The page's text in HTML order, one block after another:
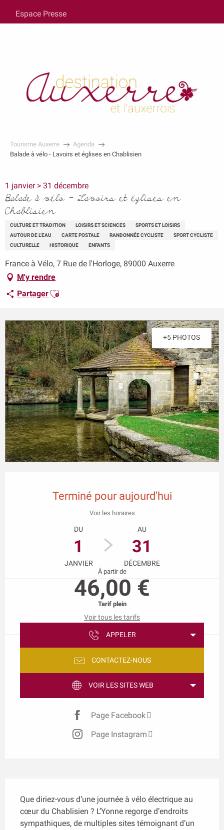
contenu
principal
Espace Presse
Tourisme Auxerre
Agenda
Balade à vélo - Lavoirs et églises en Chablisien
1 janvier > 31 décembre
Balade à vélo - Lavoirs et églises en
Chablisien
CULTURE ET TRADITION LOISIRS ET SCIENCES
SPORTS ET LOISIRS
AUTOUR DE L'EAU
CARTE POSTALE RANDONNÉE CYCLISTE
SPORT CYCLISTE
CULTURELLE
HISTORIQUE ENFANTS
France à Vélo, 7 Rue de l'Horloge, 89000 Auxerre
M'y rendre
PartagerAjouter aux favoris
+5 PHOTOS
Terminé pour aujourd'hui
Voir les horaires
DU
1
JANVIER
AU
31
DÉCEMBRE
À partir de
46,00 €
Tarif plein
Voir tous les tarifs
APPELER
CONTACTEZ-NOUS
VOIR LES SITES WEB
Page Facebook
Page Instagram
Que diriez-vous d’une journée à vélo électrique au
cœur du Chablisien ? L’Yonne regorge d’endroits
sympathiques, de multiples sites témoignant d’un